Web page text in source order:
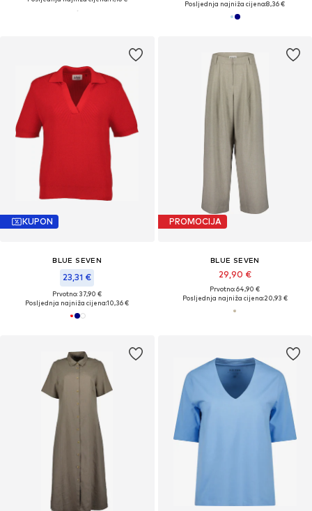
Posljednja najniža cijena:8,36 €
KUPON
BLUE SEVEN
23,31 €
Prvotno: 37,90 €
Posljednja najniža cijena:10,36 €
PROMOCIJA
BLUE SEVEN
29,90 €
Prvotno: 64,90 €
Posljednja najniža cijena:20,93 €